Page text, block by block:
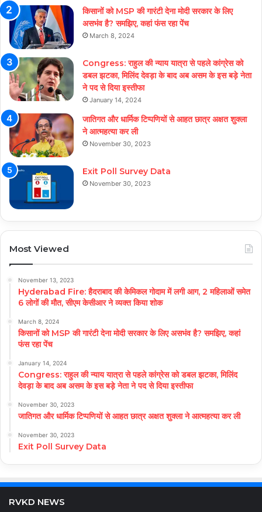
किसानों को MSP की गारंटी देना मोदी सरकार के लिए
असभंव है? समझिए, कहां फंस रहा पेंच
March 8, 2024
Congress: राहुल की न्याय यात्रा से पहले कांग्रेस को
डबल झटका, मिलिंद देवड़ा के बाद अब असम के इस बड़े नेता
ने पद से दिया इस्तीफा
January 14, 2024
जातिगत और धार्मिक टिप्पणियों से आहत छात्र अक्षत शुक्ला
ने आत्महत्या कर ली
November 30, 2023
Exit Poll Survey Data
November 30, 2023
Most Viewed
November 13, 2023
Hyderabad Fire: हैदराबाद की केमिकल गोदाम में लगी आग, 2 महिलाओं समेत
6 लोगों की मौत, सीएम केसीआर ने व्यक्त किया शोक
March 8, 2024
किसानों को MSP की गारंटी देना मोदी सरकार के लिए असभंव है? समझिए, कहां
फंस रहा पेंच
January 14, 2024
Congress: राहुल की न्याय यात्रा से पहले कांग्रेस को डबल झटका, मिलिंद
देवड़ा के बाद अब असम के इस बड़े नेता ने पद से दिया इस्तीफा
November 30, 2023
जातिगत और धार्मिक टिप्पणियों से आहत छात्र अक्षत शुक्ला ने आत्महत्या कर ली
November 30, 2023
Exit Poll Survey Data
RVKD NEWS